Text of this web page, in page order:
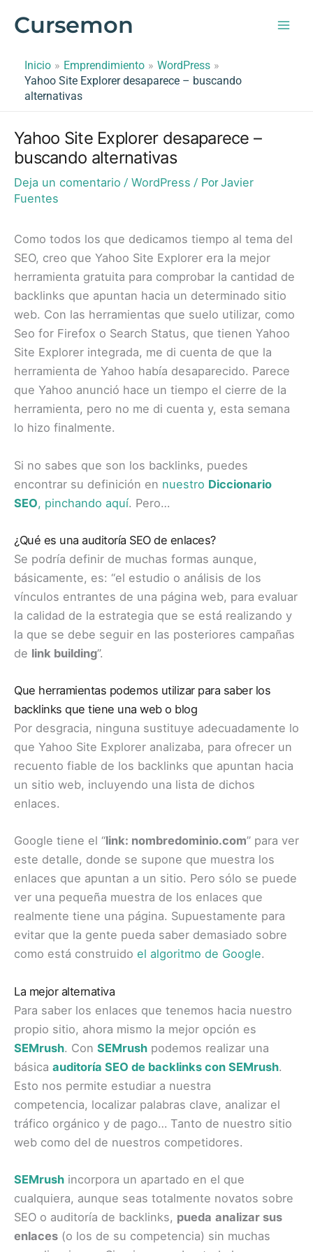
Cursemon
Inicio Emprendimiento
WordPress
Yahoo Site Explorer desaparece – buscando
alternativas
Yahoo Site Explorer desaparece –
buscando alternativas
Deja un comentario / WordPress / PorJavier
Fuentes
Como todos los que dedicamos tiempo al tema del
SEO, creo que Yahoo Site Explorer era la mejor
herramienta gratuita para comprobar la cantidad de
backlinks que apuntan hacia un determinado sitio
web. Con las herramientas que suelo utilizar, como
Seo for Firefox o Search Status, que tienen Yahoo
Site Explorer integrada, me di cuenta de que la
herramienta de Yahoo había desaparecido. Parece
que Yahoo anunció hace un tiempo el cierre de la
herramienta, pero no me di cuenta y, esta semana
lo hizo finalmente.
Si no sabes que son los backlinks, puedes
encontrar su definición en nuestro Diccionario
SEO, pinchando aquí. Pero…
¿Qué es una auditoría SEO de enlaces?
Se podría definir de muchas formas aunque,
básicamente, es: “el estudio o análisis de los
vínculos entrantes de una página web, para evaluar
la calidad de la estrategia que se está realizando y
la que se debe seguir en las posteriores campañas
de link building”.
Que herramientas podemos utilizar para saber los
backlinks que tiene una web o blog
Por desgracia, ninguna sustituye adecuadamente lo
que Yahoo Site Explorer analizaba, para ofrecer un
recuento fiable de los backlinks que apuntan hacia
un sitio web, incluyendo una lista de dichos
enlaces.
Google tiene el “link: nombredominio.com” para ver
este detalle, donde se supone que muestra los
enlaces que apuntan a un sitio. Pero sólo se puede
ver una pequeña muestra de los enlaces que
realmente tiene una página. Supuestamente para
evitar que la gente pueda saber demasiado sobre
como está construido el algoritmo de Google.
La mejor alternativa
Para saber los enlaces que tenemos hacia nuestro
propio sitio, ahora mismo la mejor opción es
SEMrush. Con SEMrush podemos realizar una
básica auditoría SEO de backlinks con SEMrush.
Esto nos permite estudiar a nuestra
competencia, localizar palabras clave, analizar el
tráfico orgánico y de pago… Tanto de nuestro sitio
web como del de nuestros competidores.
SEMrush incorpora un apartado en el que
cualquiera, aunque seas totalmente novatos sobre
SEO o auditoría de backlinks, pueda analizar sus
enlaces (o los de su competencia) sin muchas